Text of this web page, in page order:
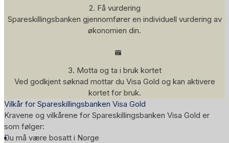
2. Få vurdering
Spareskillingsbanken gjennomfører en individuell vurdering av
økonomien din.
3. Motta og ta i bruk kortet
Ved godkjent søknad mottar du Visa Gold og kan aktivere
kortet for bruk.
Vilkår for Spareskillingsbanken Visa Gold
Kravene og vilkårene for Spareskillingsbanken Visa Gold er
som følger:
Du må være bosatt i Norge